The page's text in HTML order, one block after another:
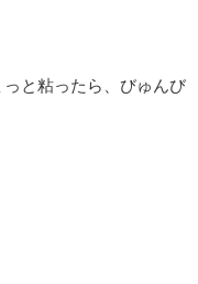
と粘ったら、びゅんび